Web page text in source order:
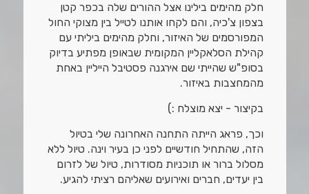
חלק מהימים בילינו אצל ההורים שלה בכפר קטן
בצפון צ'כיה, והם לקחו אותנו לטייל בין מצוקי החול
המפורסמים של האיזור, וחלק מהימים ביליתי עם
קהילת הסלאקליין המקומית שבאופן מפתיע בדיוק
בסופ"ש שהייתי שם אירגנה פסטיבל הייליין באחת
מהמחצבות באיזור.
בקיצור - יצא מוצלח :)
וכך, פראג הייתה התחנה האחרונה שלי בטיול
הזה, שהתחיל חודשיים לפני כן בעיר וינה. טיול ללא
מסלול ברור או תוכניות מסודרות, טיול של לזרום
בין יעדים, חברים ואירועים שאליהם רציתי להגיע.